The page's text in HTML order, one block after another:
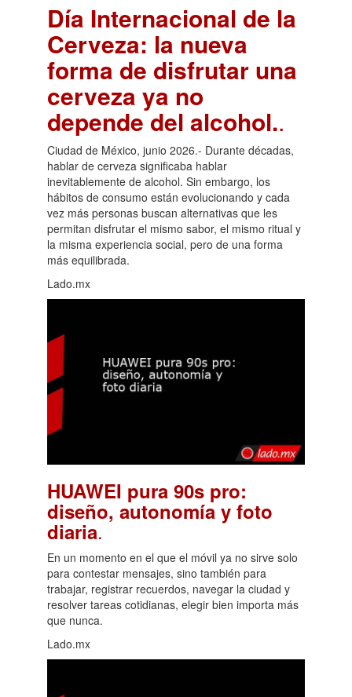
Día Internacional de la
Cerveza: la nueva
forma de disfrutar una
cerveza ya no
depende del alcohol..
Ciudad de México, junio 2026.- Durante décadas,
hablar de cerveza significaba hablar
inevitablemente de alcohol. Sin embargo, los
hábitos de consumo están evolucionando y cada
vez más personas buscan alternativas que les
permitan disfrutar el mismo sabor, el mismo ritual y
la misma experiencia social, pero de una forma
más equilibrada.
Lado.mx
HUAWEI pura 90s pro:
diseño, autonomía y foto
diaria.
En un momento en el que el móvil ya no sirve solo
para contestar mensajes, sino también para
trabajar, registrar recuerdos, navegar la ciudad y
resolver tareas cotidianas, elegir bien importa más
que nunca.
Lado.mx